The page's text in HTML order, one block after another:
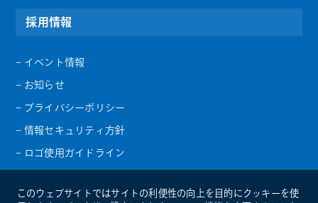
採用情報
– イベント情報
– お知らせ
– プライバシーポリシー
– 情報セキュリティ方針
– ロゴ使用ガイドライン
このウェブサイトではサイトの利便性の向上を目的にクッキーを使